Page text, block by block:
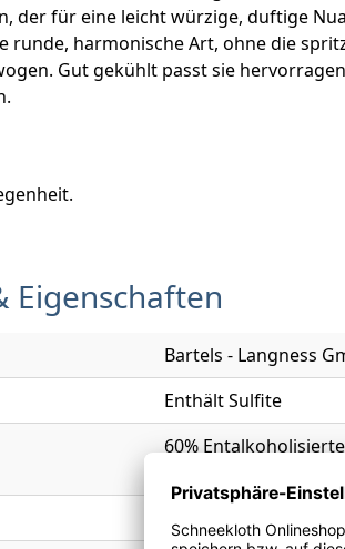
der für eine leicht würzige, duftige
runde, harmonische Art, ohne die
Gut gekühlt passt sie
Bartels - Langness
Enthält Sulfite
60%
0,0 % vol.